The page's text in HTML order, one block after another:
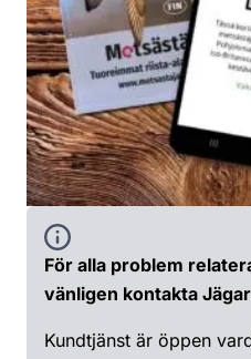
För alla problem
vänligen kontakta
Kundtjänst är öppen